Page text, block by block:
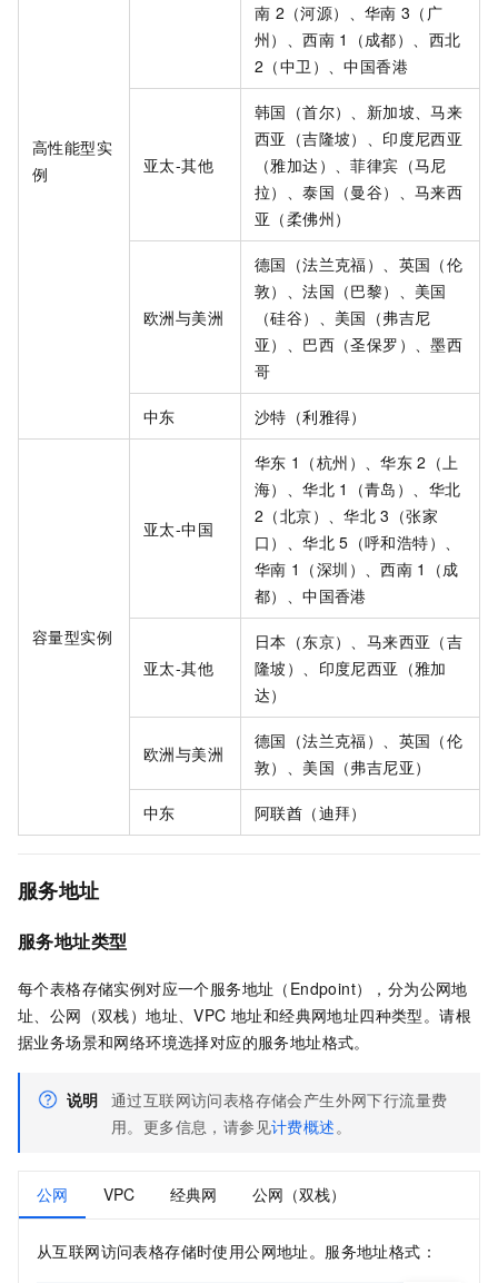
高性能型实
例
南 2（河源）、华南 3（广
州）、西南 1（成都）、西北
2（中卫）、中国香港
亚太-其他
韩国（首尔）、新加坡、马来
西亚（吉隆坡）、印度尼西亚
（雅加达）、菲律宾（马尼
拉）、泰国（曼谷）、马来西
亚（柔佛州）
欧洲与美洲
德国（法兰克福）、英国（伦
敦）、法国（巴黎）、美国
（硅谷）、美国（弗吉尼
亚）、巴西（圣保罗）、墨西
哥
中东 沙特（利雅得）
容量型实例
亚太-中国
华东 1（杭州）、华东 2（上
海）、华北 1（青岛）、华北
2（北京）、华北 3（张家
口）、华北 5（呼和浩特）、
华南 1（深圳）、西南 1（成
都）、中国香港
亚太-其他
日本（东京）、马来西亚（吉
隆坡）、印度尼西亚（雅加
达）
欧洲与美洲
德国（法兰克福）、英国（伦
敦）、美国（弗吉尼亚）
中东 阿联酋（迪拜）
服务地址
服务地址类型
每个表格存储实例对应一个服务地址（Endpoint），分为公网地
址、公网（双栈）地址、VPC 地址和经典网地址四种类型。请根
据业务场景和网络环境选择对应的服务地址格式。
说明 通过互联网访问表格存储会产生外网下行流量费
用。更多信息，请参见计费概述。
公网 VPC 经典网 公网（双栈）
从互联网访问表格存储时使用公网地址。服务地址格式：